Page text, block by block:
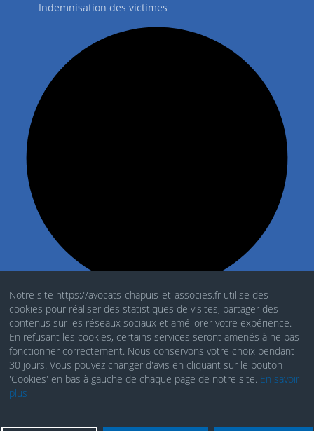
Indemnisation des victimes
Mentions Légales
Politique de cookies
RGDP
Notre site https://avocats-chapuis-et-associes.fr utilise des
cookies pour réaliser des statistiques de visites, partager des
contenus sur les réseaux sociaux et améliorer votre expérience.
En refusant les cookies, certains services seront amenés à ne pas
fonctionner correctement. Nous conservons votre choix pendant
30 jours. Vous pouvez changer d'avis en cliquant sur le bouton
'Cookies' en bas à gauche de chaque page de notre site. En savoir
plus